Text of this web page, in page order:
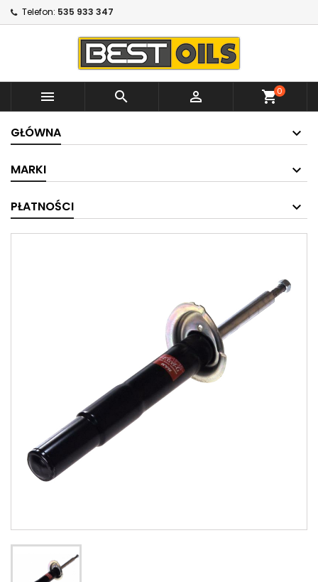
Telefon: 535 933 347
   shopping_cart0
GŁÓWNA
MARKI
PŁATNOŚCI